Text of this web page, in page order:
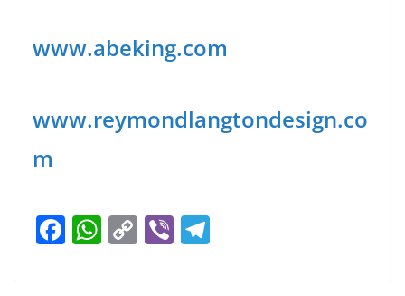
www.abeking.com
www.reymondlangtondesign.co
m
F W C Vi